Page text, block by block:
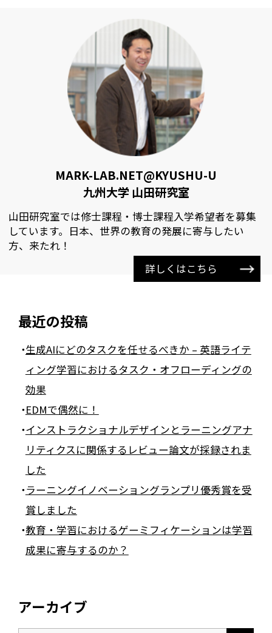
MARK-LAB.NET@KYUSHU-U
九州大学 山田研究室
山田研究室では修士課程・博士課程入学希望者を募集
しています。日本、世界の教育の発展に寄与したい
方、来たれ！
詳しくはこちら
最近の投稿
生成AIにどのタスクを任せるべきか – 英語ライテ
ィング学習におけるタスク・オフローディングの
効果
EDMで偶然に！
インストラクショナルデザインとラーニングアナ
リティクスに関係するレビュー論文が採録されま
した
ラーニングイノベーショングランプリ優秀賞を受
賞しました
教育・学習におけるゲーミフィケーションは学習
成果に寄与するのか？
アーカイブ